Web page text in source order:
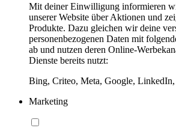
Mit deiner Einwilligung informieren
unserer Website über Aktionen und
Produkte. Dazu gleichen wir deine
personenbezogenen Daten mit
ab und nutzen deren Online-
Dienste bereits nutzt:
Bing, Criteo, Meta, Google,
Marketing